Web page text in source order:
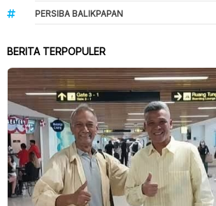
PERSIBA BALIKPAPAN
BERITA TERPOPULER